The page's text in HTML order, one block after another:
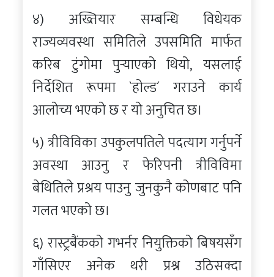
४) अख्तियार सम्बन्धि विधेयक
राज्यव्यवस्था समितिले उपसमिति मार्फत
करिब टुंगोमा पुर्‍याएको थियो, यसलाई
निर्देशित रूपमा `होल्ड´ गराउने कार्य
आलोच्य भएको छ र यो अनुचित छ।
५) त्रीविविका उपकुलपतिले पदत्याग गर्नुपर्ने
अवस्था आउनु र फेरिपनी त्रीविविमा
बेथितिले प्रश्रय पाउनु जुनकुनै कोणबाट पनि
गलत भएको छ।
६) रास्ट्रबैंकको गभर्नर नियुक्तिको बिषयसँग
गाँसिएर अनेक थरी प्रश्न उठिसक्दा